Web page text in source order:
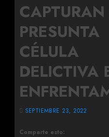
PRESUNTA
CÉLULA
DELICTIVA
Comparte esto:
SEPTIEMBRE 23, 2022